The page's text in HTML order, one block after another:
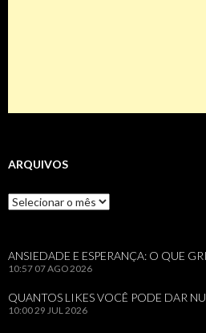
ARQUIVOS
Arquivos
ANSIEDADE E ESPERANÇA: O QUE
10:57 07 AGO 2026
QUANTOS LIKES VOCÊ PODE DAR
10:0029 JUL 2026